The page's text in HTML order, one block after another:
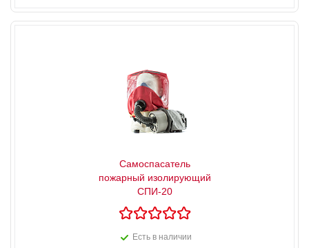
Самоспасатель
пожарный изолирующий
СПИ-20
Есть в наличии